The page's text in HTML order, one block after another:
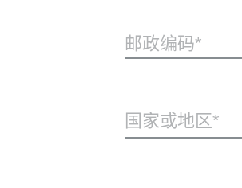
邮政编码
国家或地区*